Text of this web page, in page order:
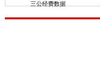
三公经费数据